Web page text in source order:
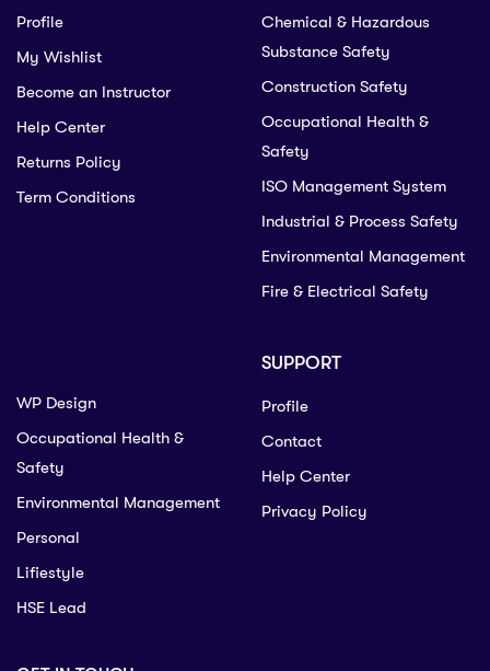
Profile
My Wishlist
Become an Instructor
Help Center
Returns Policy
Term Conditions
Chemical & Hazardous
Substance Safety
Construction Safety
Occupational Health &
Safety
ISO Management System
Industrial & Process Safety
Environmental Management
Fire & Electrical Safety
WP Design
Occupational Health &
Safety
Environmental Management
Personal
Lifiestyle
HSE Lead
SUPPORT
Profile
Contact
Help Center
Privacy Policy